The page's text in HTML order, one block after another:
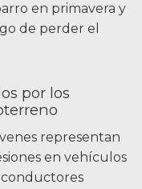
en primavera y
de perder el
por los
representan
en vehículos